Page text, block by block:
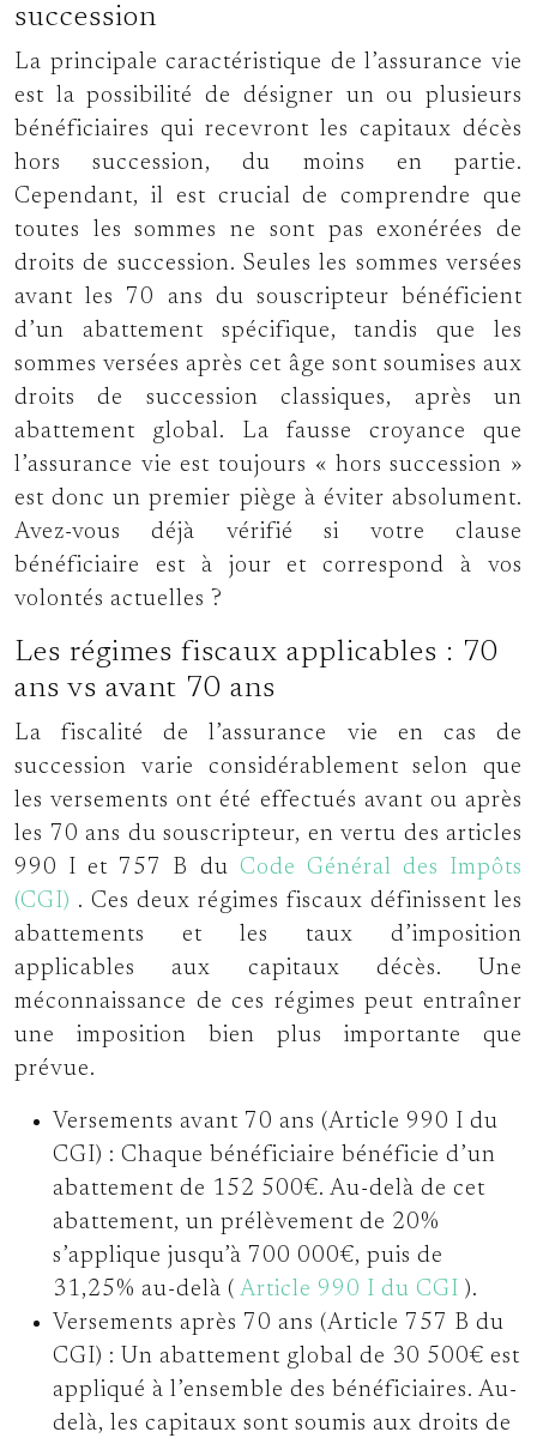
succession
La principale caractéristique de l’assurance vie
est la possibilité de désigner un ou plusieurs
bénéficiaires qui recevront les capitaux décès
hors succession, du moins en partie.
Cependant, il est crucial de comprendre que
toutes les sommes ne sont pas exonérées de
droits de succession. Seules les sommes versées
avant les 70 ans du souscripteur bénéficient
d’un abattement spécifique, tandis que les
sommes versées après cet âge sont soumises aux
droits de succession classiques, après un
abattement global. La fausse croyance que
l’assurance vie est toujours « hors succession »
est donc un premier piège à éviter absolument.
Avez-vous déjà vérifié si votre clause
bénéficiaire est à jour et correspond à vos
volontés actuelles ?
Les régimes fiscaux applicables : 70
ans vs avant 70 ans
La fiscalité de l’assurance vie en cas de
succession varie considérablement selon que
les versements ont été effectués avant ou après
les 70 ans du souscripteur, en vertu des articles
990 I et 757 B du Code Général des Impôts
(CGI) . Ces deux régimes fiscaux définissent les
abattements et les taux d’imposition
applicables aux capitaux décès. Une
méconnaissance de ces régimes peut entraîner
une imposition bien plus importante que
prévue.
Versements avant 70 ans (Article 990 I du
CGI) : Chaque bénéficiaire bénéficie d’un
abattement de 152 500€. Au-delà de cet
abattement, un prélèvement de 20%
s’applique jusqu’à 700 000€, puis de
31,25% au-delà ( Article 990 I du CGI ).
Versements après 70 ans (Article 757 B du
CGI) : Un abattement global de 30 500€ est
appliqué à l’ensemble des bénéficiaires. Au-
delà, les capitaux sont soumis aux droits de